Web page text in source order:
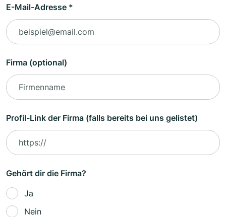
E-Mail-Adresse *
Firma (optional)
Profil-Link der Firma (falls bereits bei uns gelistet)
Gehört dir die Firma?
Ja
Nein